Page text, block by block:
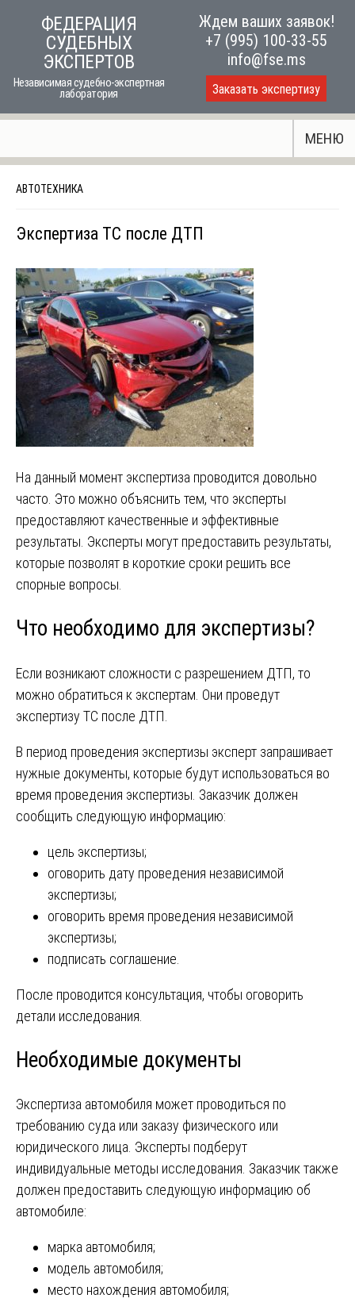
ФЕДЕРАЦИЯ
СУДЕБНЫХ
ЭКСПЕРТОВ
Независимая судебно-экспертная
лаборатория
Ждем ваших заявок!
+7 (995) 100-33-55
info@fse.ms
Заказать экспертизу
МЕНЮ
АВТОТЕХНИКА
Экспертиза ТС после ДТП
На данный момент экспертиза проводится довольно
часто. Это можно объяснить тем, что эксперты
предоставляют качественные и эффективные
результаты. Эксперты могут предоставить результаты,
которые позволят в короткие сроки решить все
спорные вопросы.
Что необходимо для экспертизы?
Если возникают сложности с разрешением ДТП, то
можно обратиться к экспертам. Они проведут
экспертизу ТС после ДТП.
В период проведения экспертизы эксперт запрашивает
нужные документы, которые будут использоваться во
время проведения экспертизы. Заказчик должен
сообщить следующую информацию:
цель экспертизы;
оговорить дату проведения независимой
экспертизы;
оговорить время проведения независимой
экспертизы;
подписать соглашение.
После проводится консультация, чтобы оговорить
детали исследования.
Необходимые документы
Экспертиза автомобиля может проводиться по
требованию суда или заказу физического или
юридического лица. Эксперты подберут
индивидуальные методы исследования. Заказчик также
должен предоставить следующую информацию об
автомобиле:
марка автомобиля;
модель автомобиля;
место нахождения автомобиля;